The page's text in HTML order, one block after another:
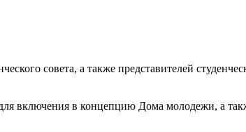
совета, а также представителей
включения в концепцию Дома молодежи, а